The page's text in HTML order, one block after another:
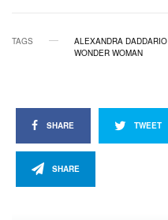
TAGS ALEXANDRA DADDARIO
WONDER WOMAN
SHARE TWEET
SHARE